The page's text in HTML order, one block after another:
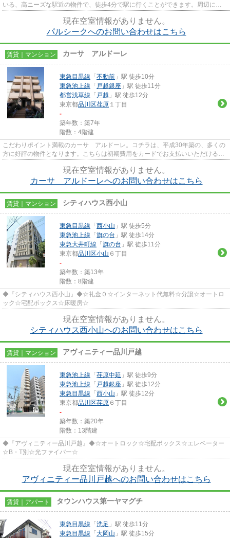
いる、高ニーズな駅近の物件で、徒歩4分で駅に行くことができます。周辺に駅
現在空室情報がありません。
パルシークへのお問い合わせはこちら
賃貸｜マンション カーサ アルドーレ
東急目黒線 「 不動前 」駅 徒歩10分
東急池上線 「 戸越銀座 」駅 徒歩11分
都営浅草線 「 戸越 」駅 徒歩12分
東京都品川区荏原 １丁目
-
築年数：築7年
階数：4階建
こだわりポイント満載のカーサ アルドーレ。コチラは、平成30年築の、多くの
方に好評の物件となります。こちらは初期費用をカードでお支払いいただける物
現在空室情報がありません。
カーサ アルドーレへのお問い合わせはこちら
賃貸｜マンション シティハウス西小山
東急目黒線 「 西小山 」駅 徒歩5分
東急池上線 「 旗の台 」駅 徒歩14分
東急大井町線 「 旗の台 」駅 徒歩11分
東京都品川区小山 ６丁目
-
築年数：築13年
階数：8階建
◆『シティハウス西小山』◆☆礼金０☆インターネット代無料☆分譲☆オートロ
ック☆宅配ボックス☆床暖房☆
現在空室情報がありません。
シティハウス西小山へのお問い合わせはこちら
賃貸｜マンション アヴィニティー品川戸越
東急池上線 「 荏原中延 」駅 徒歩9分
東急池上線 「 戸越銀座 」駅 徒歩12分
東急目黒線 「 西小山 」駅 徒歩12分
東京都品川区荏原 ６丁目
-
築年数：築20年
階数：13階建
◆『アヴィニティー品川戸越』◆☆オートロック☆宅配ボックス☆エレベーター
☆B・T別☆光ファイバー☆
現在空室情報がありません。
アヴィニティー品川戸越へのお問い合わせはこちら
賃貸｜アパート タウンハウス第一ヤマグチ
東急目黒線 「 洗足 」駅 徒歩11分
東急目黒線 「 大岡山 」駅 徒歩15分